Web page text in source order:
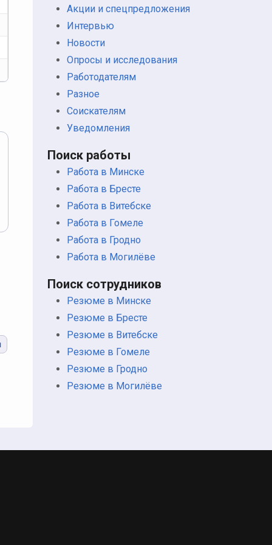
Акции и спецпредложения
Интервью
Новости
Опросы и исследования
Работодателям
Разное
Соискателям
Уведомления
Поиск работы
Работа в Минске
Работа в Бресте
Работа в Витебске
Работа в Гомеле
Работа в Гродно
Работа в Могилёве
Поиск сотрудников
Резюме в Минске
Резюме в Бресте
Резюме в Витебске
Резюме в Гомеле
Резюме в Гродно
Резюме в Могилёве